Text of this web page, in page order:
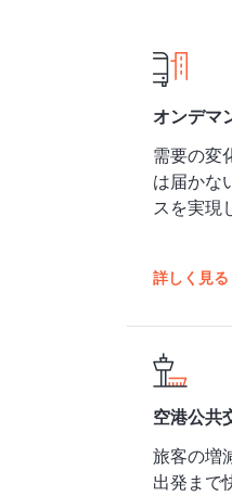
オンデマ
需要の変
は届かな
スを実現
詳しく見る
空港公共
旅客の増
出発まで